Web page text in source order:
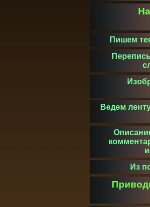
Пишем
Ведем
Из